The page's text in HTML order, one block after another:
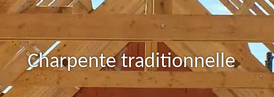
Charpente traditionnelle